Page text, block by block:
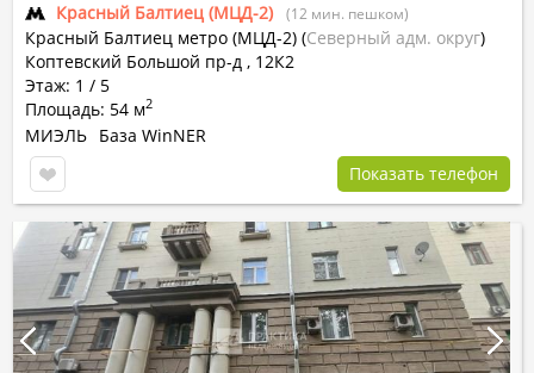
Красный Балтиец (МЦД-2) (12 мин. пешком)
Красный Балтиец метро (МЦД-2) (Северный адм. округ)
Коптевский Большой пр-д , 12К2
Этаж: 1 / 5
Площадь: 54 м2
МИЭЛЬ База WinNER
Показать телефон